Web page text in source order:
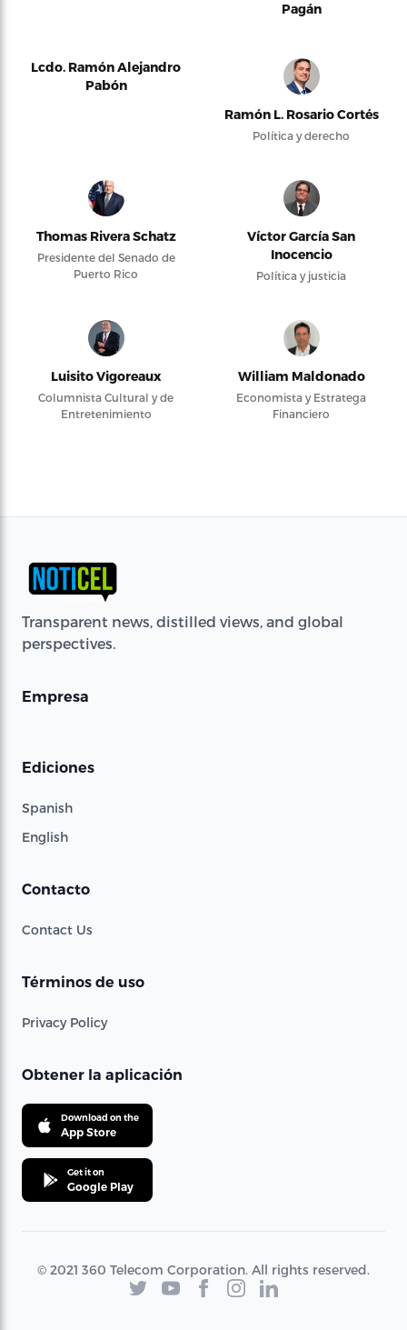
Pagán
Lcdo. Ramón Alejandro
Pabón
Ramón L. Rosario Cortés
Política y derecho
Thomas Rivera Schatz
Presidente del Senado de
Puerto Rico
Víctor García San
Inocencio
Política y justicia
Luisito Vigoreaux
Columnista Cultural y de
Entretenimiento
William Maldonado
Economista y Estratega
Financiero
Transparent news, distilled views, and global
perspectives.
Empresa
Ediciones
Spanish
English
Contacto
Contact Us
Términos de uso
Privacy Policy
Obtener la aplicación
Download on the
App Store
Get it on
Google Play
© 2021 360 Telecom Corporation. All rights reserved.